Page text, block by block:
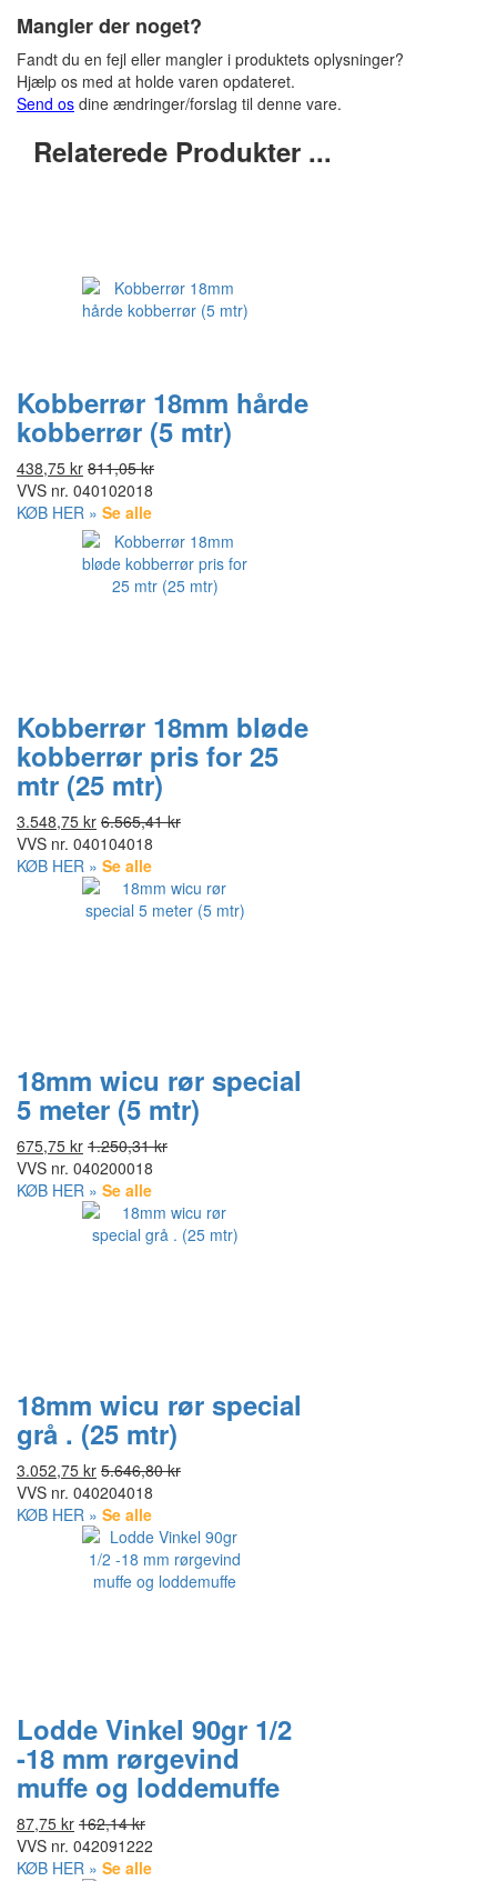
Mangler der noget?
Fandt du en fejl eller mangler i produktets oplysninger?
Hjælp os med at holde varen opdateret.
Send os dine ændringer/forslag til denne vare.
Relaterede Produkter ...
Kobberrør 18mm hårde
kobberrør (5 mtr)
438,75 kr 811,05 kr
VVS nr. 040102018
KØB HER » Se alle
Kobberrør 18mm bløde
kobberrør pris for 25
mtr (25 mtr)
3.548,75 kr 6.565,41 kr
VVS nr. 040104018
KØB HER » Se alle
18mm wicu rør special
5 meter (5 mtr)
675,75 kr 1.250,31 kr
VVS nr. 040200018
KØB HER » Se alle
18mm wicu rør special
grå . (25 mtr)
3.052,75 kr 5.646,80 kr
VVS nr. 040204018
KØB HER » Se alle
Lodde Vinkel 90gr 1/2
-18 mm rørgevind
muffe og loddemuffe
87,75 kr 162,14 kr
VVS nr. 042091222
KØB HER » Se alle